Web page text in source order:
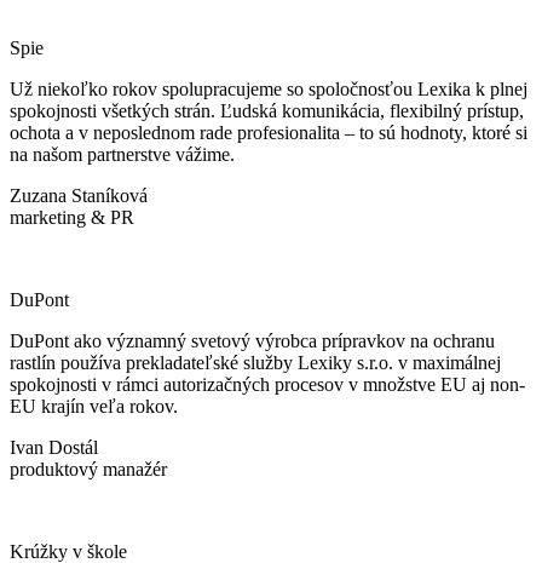
Spie
Už niekoľko rokov spolupracujeme so spoločnosťou Lexika k plnej
spokojnosti všetkých strán. Ľudská komunikácia, flexibilný prístup,
ochota a v neposlednom rade profesionalita – to sú hodnoty, ktoré si
na našom partnerstve vážime.
Zuzana Staníková
marketing & PR
DuPont
DuPont ako významný svetový výrobca prípravkov na ochranu
rastlín používa prekladateľské služby Lexiky s.r.o. v maximálnej
spokojnosti v rámci autorizačných procesov v množstve EU aj non-
EU krajín veľa rokov.
Ivan Dostál
produktový manažér
Krúžky v škole